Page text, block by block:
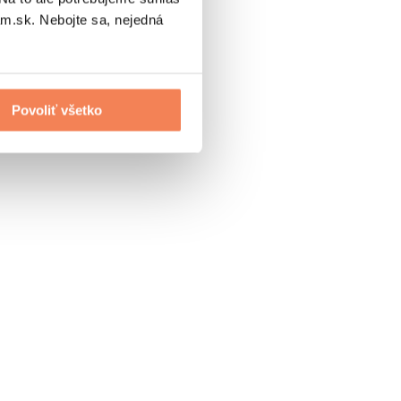
Nebojte sa, nejedná
Povoliť všetko